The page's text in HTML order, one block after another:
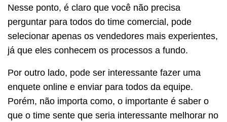
Nesse ponto, é claro que você não precisa
perguntar para todos do time comercial, pode
selecionar apenas os vendedores mais experientes,
já que eles conhecem os processos a fundo.
Por outro lado, pode ser interessante fazer uma
enquete online e enviar para todos da equipe.
Porém, não importa como, o importante é saber o
que o time sente que seria interessante melhorar no